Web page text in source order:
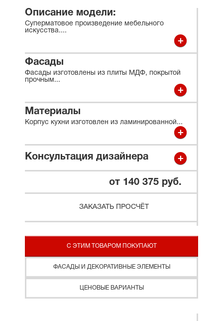
Описание модели:
Суперматовое произведение мебельного
искусства....
Фасады
Фасады изготовлены из плиты МДФ, покрытой
прочным...
Материалы
Корпус кухни изготовлен из ламинированной...
Консультация дизайнера
от 140 375 руб.
ЗАКАЗАТЬ ПРОСЧЁТ
С ЭТИМ ТОВАРОМ ПОКУПАЮТ
ФАСАДЫ И ДЕКОРАТИВНЫЕ ЭЛЕМЕНТЫ
ЦЕНОВЫЕ ВАРИАНТЫ